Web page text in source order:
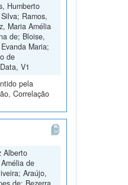
Humberto
Ramos,
Maria Amélia
de; Bloise,
Maria;
de
V1
pela
Correlação
Alberto
de
Araújo,